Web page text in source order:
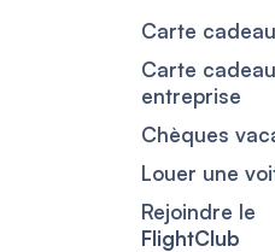
Carte cadeau
Carte cadeau
entreprise
Chèques
Louer une
Rejoindre le
FlightClub